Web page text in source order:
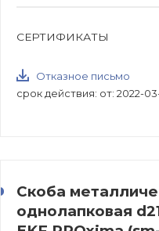
СЕРТИФИКАТЫ
Отказное письмо
срок действия: от: 2022-
Скоба
однолапковая